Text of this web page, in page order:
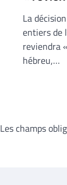
La
entiers de
reviendra
hébreu,…
Les champs